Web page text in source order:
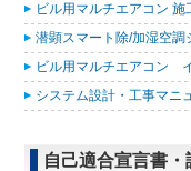
ビル用マルチエアコン
潜顕スマート除/加湿空
ビル用マルチエアコン
システム設計・工事マ
自己適合宣言書・